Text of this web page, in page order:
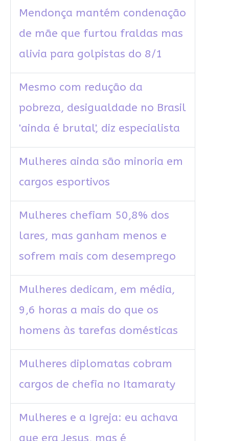
Mendonça mantém condenação
de mãe que furtou fraldas mas
alivia para golpistas do 8/1
Mesmo com redução da
pobreza, desigualdade no Brasil
'ainda é brutal', diz especialista
Mulheres ainda são minoria em
cargos esportivos
Mulheres chefiam 50,8% dos
lares, mas ganham menos e
sofrem mais com desemprego
Mulheres dedicam, em média,
9,6 horas a mais do que os
homens às tarefas domésticas
Mulheres diplomatas cobram
cargos de chefia no Itamaraty
Mulheres e a Igreja: eu achava
que era Jesus, mas é